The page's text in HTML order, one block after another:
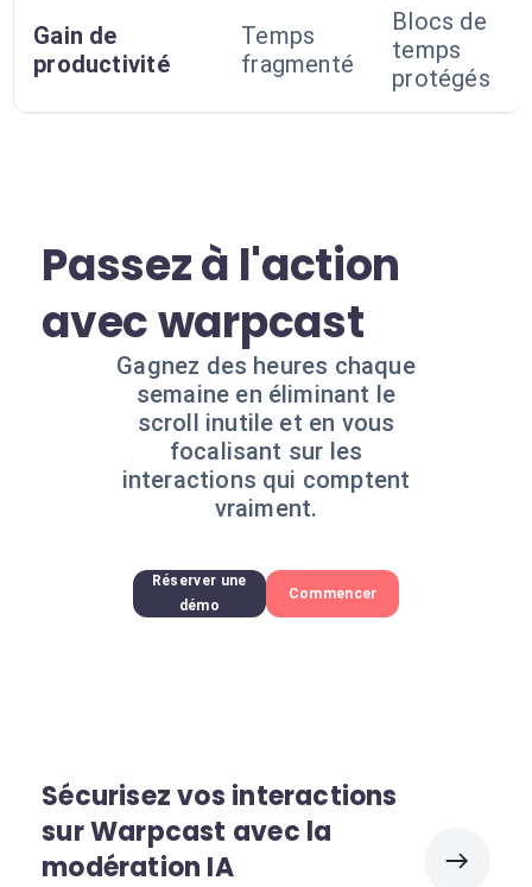
Gain de
productivité
Temps
fragmenté
Blocs de
temps
protégés
Passez à l'action
avec warpcast
Gagnez des heures chaque
semaine en éliminant le
scroll inutile et en vous
focalisant sur les
interactions qui comptent
vraiment.
Réserver une
démo
Commencer
Sécurisez vos interactions
sur Warpcast avec la
modération IA